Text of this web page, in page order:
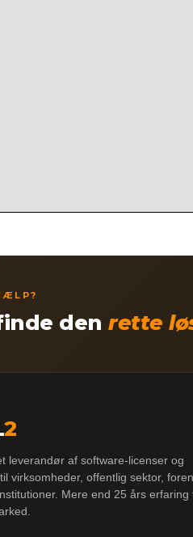
denrette
2
leverandør af software-licenser og
virksomheder, offentlig sektor,
Mere end 25 års erfaring